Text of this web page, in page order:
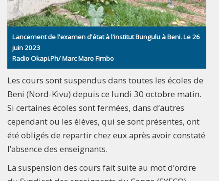
Lancement de l'examen d'état à l'institut Bungulu à Beni. Le 26
juin 2023
Radio Okapi.Ph/ Marc Maro Fimbo
Les cours sont suspendus dans toutes les écoles de
Beni (Nord-Kivu) depuis ce lundi 30 octobre matin.
Si certaines écoles sont fermées, dans d’autres
cependant ou les élèves, qui se sont présentes, ont
été obligés de repartir chez eux après avoir constaté
l’absence des enseignants.
La suspension des cours fait suite au mot d’ordre